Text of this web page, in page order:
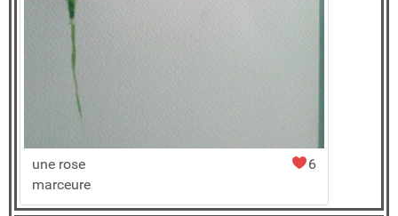
6
une rose
marceure